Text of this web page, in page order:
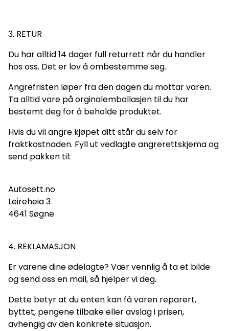
3. RETUR
Du har alltid 14 dager full returrett når du handler
hos oss. Det er lov å ombestemme seg.
Angrefristen løper fra den dagen du mottar varen.
Ta alltid vare på orginalemballasjen til du har
bestemt deg for å beholde produktet.
Hvis du vil angre kjøpet ditt står du selv for
fraktkostnaden. Fyll ut vedlagte angrerettskjema og
send pakken til:
Autosett.no
Leireheia 3
4641 Søgne
4. REKLAMASJON
Er varene dine ødelagte? Vær vennlig å ta et bilde
og send oss en mail, så hjelper vi deg.
Dette betyr at du enten kan få varen reparert,
byttet, pengene tilbake eller avslag i prisen,
avhengig av den konkrete situasjon.